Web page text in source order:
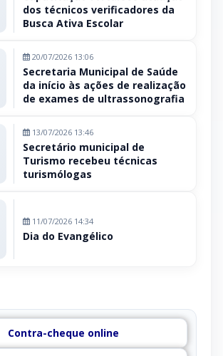
dos técnicos verificadores da
Busca Ativa Escolar
20/07/2026 13:06
Secretaria Municipal de Saúde
da início às ações de realização
de exames de ultrassonografia
13/07/2026 13:46
Secretário municipal de
Turismo recebeu técnicas
turismólogas
11/07/2026 14:34
Dia do Evangélico
Contra-cheque online